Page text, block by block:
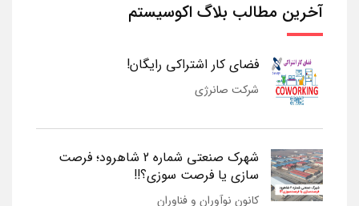
آخرین مطالب بلاگ اکوسیستم
فضای کار اشتراکی رایگان!
شرکت صانرژی
شهرک صنعتی شماره 2 شاهرود؛ فرصت
سازی یا فرصت سوزی؟!!
کانون نوآوران و فناوران